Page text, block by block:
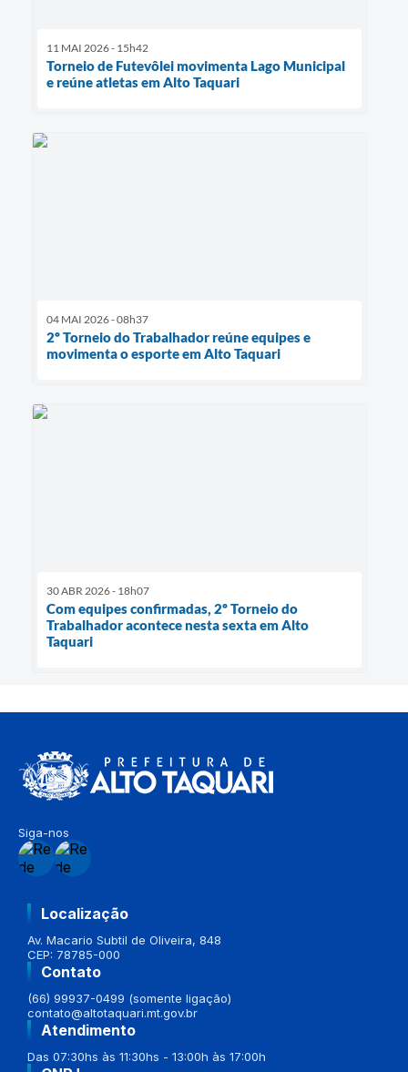
11 MAI 2026 - 15h42
Torneio de Futevôlei movimenta Lago Municipal
e reúne atletas em Alto Taquari
04 MAI 2026 - 08h37
2º Torneio do Trabalhador reúne equipes e
movimenta o esporte em Alto Taquari
30 ABR 2026 - 18h07
Com equipes confirmadas, 2º Torneio do
Trabalhador acontece nesta sexta em Alto
Taquari
Siga-nos
Localização
Av. Macario Subtil de Oliveira, 848
CEP: 78785-000
Contato
(66) 99937-0499 (somente ligação)
contato@altotaquari.mt.gov.br
Atendimento
Das 07:30hs às 11:30hs - 13:00h às 17:00h